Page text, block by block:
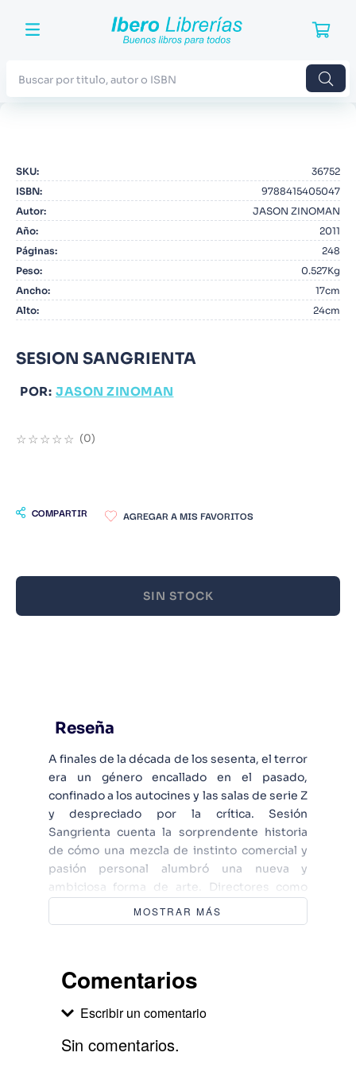
SKU:
36752
ISBN:
9788415405047
Autor:
JASON ZINOMAN
Año:
2011
Páginas:
248
Peso:
0.527Kg
Ancho:
17cm
Alto: 24cm
SESION SANGRIENTA
POR: JASON ZINOMAN
☆☆☆☆☆ (0)
COMPARTIR
SIN STOCK
Reseña
A finales de la década de los sesenta, el terror
era un género encallado en el pasado,
confinado a los autocines y las salas de serie Z
y despreciado por la crítica. Sesión
Sangrienta cuenta la sorprendente historia
de cómo una mezcla de instinto comercial y
pasión personal alumbró una nueva y
ambiciosa forma de arte. Directores como
Wes Craven, Roman Polanski, John Carpenter
y Brian de Palma revolucionaron el género en
enlas películas de terror un realismo
política. Zinoman cuenta cómo estos
del cine como La semilla del diablo, Carrie, La
MOSTRAR MÁS
Comentarios
Escribir un comentario
Sin comentarios.
2. Blue Lock
3.
4. Odisea
5. Manga
6. Stephen King
7. Iliada